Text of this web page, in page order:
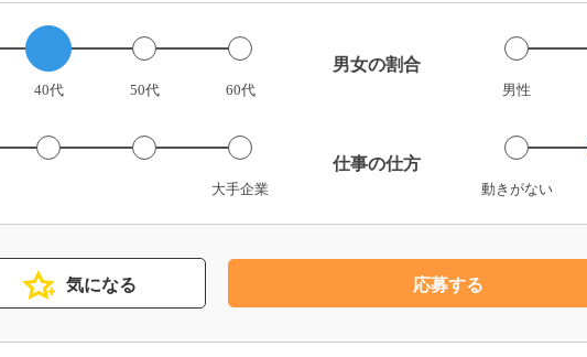
40代 50代 60代
男女の割合
男性
大手企業
仕事の仕方
動きがない
気になる 応募する